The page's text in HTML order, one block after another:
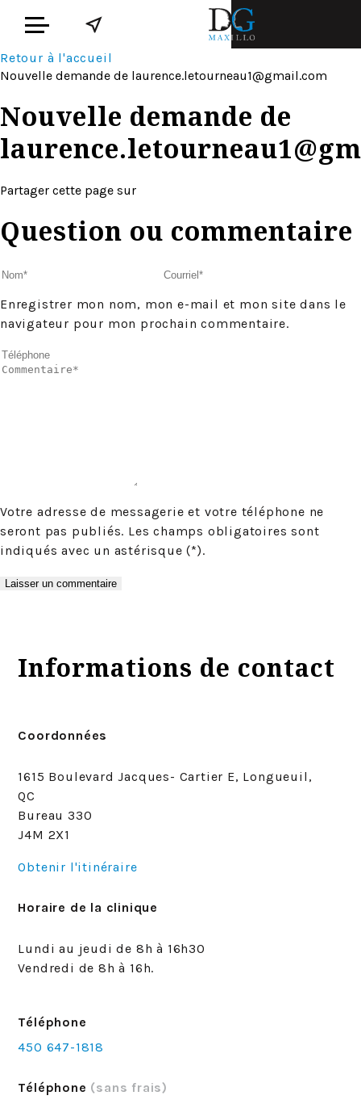
Retour à l'accueil
Nouvelle demande de laurence.letourneau1@gmail.com
Nouvelle demande de
Partager cette page sur
Question ou commentaire
Enregistrer mon nom, mon e-mail et mon site dans le
navigateur pour mon prochain commentaire.
Votre adresse de messagerie et votre téléphone ne
seront pas publiés. Les champs obligatoires sont
indiqués avec un astérisque (*).
Informations de contact
Coordonnées
1615 Boulevard Jacques- Cartier E, Longueuil,
QC
Bureau 330
J4M 2X1
Obtenir l'itinéraire
Horaire de la clinique
Lundi au jeudi de 8h à 16h30
Vendredi de 8h à 16h.
Téléphone
450 647-1818
Téléphone (sans frais)